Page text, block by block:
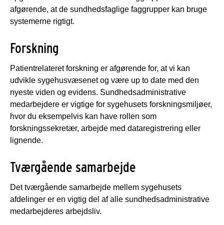
afgørende, at de sundhedsfaglige faggrupper kan bruge
systemerne rigtigt.
Forskning
Patientrelateret forskning er afgørende for, at vi kan
udvikle sygehusvæsenet og være up to date med den
nyeste viden og evidens. Sundhedsadministrative
medarbejdere er vigtige for sygehusets forskningsmiljøer,
hvor du eksempelvis kan have rollen som
forskningssekretær, arbejde med dataregistrering eller
lignende.
Tværgående samarbejde
Det tværgående samarbejde mellem sygehusets
afdelinger er en vigtig del af alle sundhedsadministrative
medarbejderes arbejdsliv.